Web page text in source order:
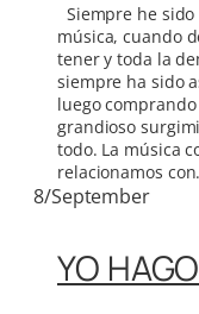
Siempre he
música, cuando
tener y toda la
siempre ha sido
luego comprando
grandioso
todo. La música
relacionamos
8/September
YO